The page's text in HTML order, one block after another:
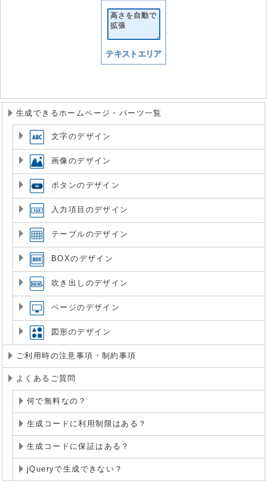
テキストエリア
生成できるホームページ・パーツ一覧
文字のデザイン
画像のデザイン
ボタンのデザイン
入力項目のデザイン
テーブルのデザイン
BOXのデザイン
吹き出しのデザイン
ページのデザイン
図形のデザイン
ご利用時の注意事項・制約事項
よくあるご質問
何で無料なの？
生成コードに利用制限はある？
生成コードに保証はある？
jQueryで生成できない？